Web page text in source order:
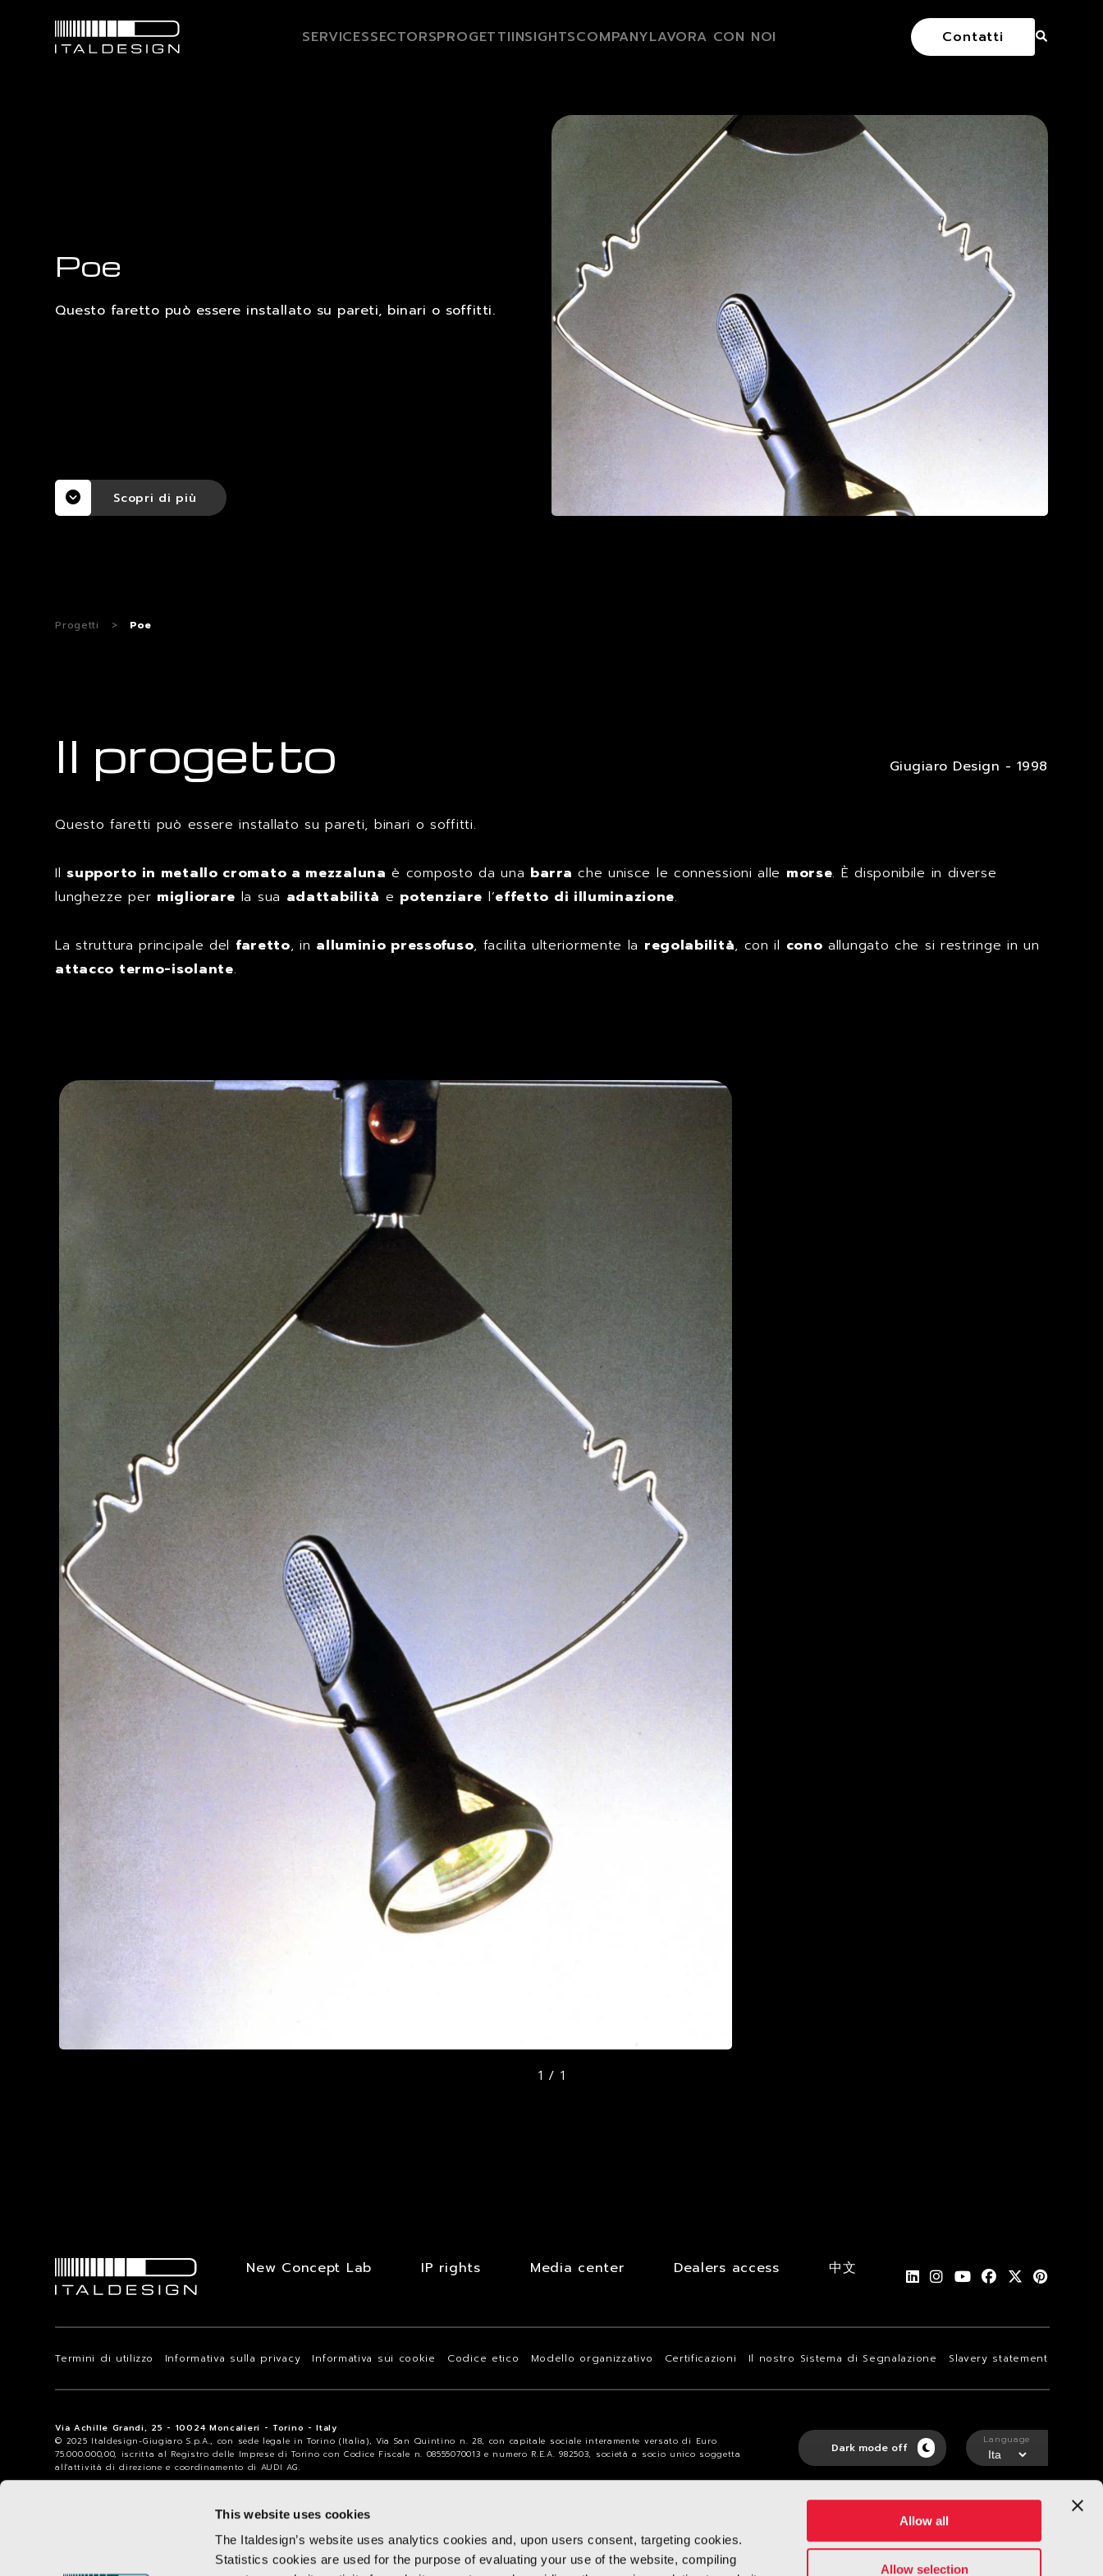
This website uses cookies
The Italdesign’s website uses analytics cookies and, upon users consent, targeting cookies.
Statistics cookies are used for the purpose of evaluating your use of the website, compiling
Allow all
Allow selection
SERVICESSECTORSPROGETTIINSIGHTSCOMPANYLAVORA CON NOI Contatti
Poe
Questo faretto può essere installato su pareti, binari o soffitti.
Scopri di più
Progetti > Poe
Il progetto Giugiaro Design - 1998
Questo faretti può essere installato su pareti, binari o soffitti.
Il supporto in metallo cromato a mezzaluna è composto da una barra che unisce le connessioni alle morse. È disponibile in diverse
lunghezze per migliorare la sua adattabilità e potenziare l’effetto di illuminazione.
La struttura principale del faretto, in alluminio pressofuso, facilita ulteriormente la regolabilità, con il cono allungato che si restringe in un
attacco termo-isolante.
1 / 1
New Concept Lab IP rights Media center Dealers access 中文
Termini di utilizzo Informativa sulla privacy Informativa sui cookie Codice etico Modello organizzativo Certificazioni Il nostro Sistema di Segnalazione Slavery statement
Via Achille Grandi, 25 - 10024 Moncalieri - Torino - Italy
© 2025 Italdesign-Giugiaro S.p.A., con sede legale in Torino (Italia), Via San Quintino n. 28, con capitale sociale interamente versato di Euro
75.000.000,00, iscritta al Registro delle Imprese di Torino con Codice Fiscale n. 08555070013 e numero R.E.A. 982503, società a socio unico soggetta
all'attività di direzione e coordinamento di AUDI AG.
Dark mode off
Language